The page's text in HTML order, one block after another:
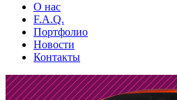
О нас
F.A.Q.
Портфолио
Новости
Контакты